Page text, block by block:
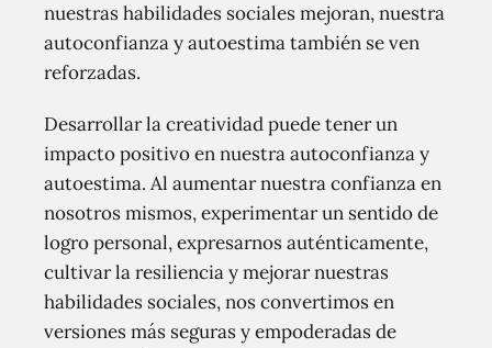
nuestras habilidades sociales mejoran, nuestra
autoconfianza y autoestima también se ven
reforzadas.
Desarrollar la creatividad puede tener un
impacto positivo en nuestra autoconfianza y
autoestima. Al aumentar nuestra confianza en
nosotros mismos, experimentar un sentido de
logro personal, expresarnos auténticamente,
cultivar la resiliencia y mejorar nuestras
habilidades sociales, nos convertimos en
versiones más seguras y empoderadas de